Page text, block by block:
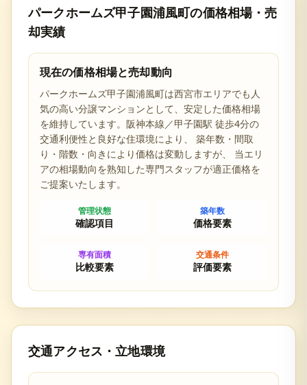
パークホームズ甲子園浦風町の価格相場・売
却実績
現在の価格相場と売却動向
パークホームズ甲子園浦風町は西宮市エリアでも人
気の高い分譲マンションとして、安定した価格相場
を維持しています。 阪神本線／甲子園駅 徒歩4分の
交通利便性と 良好な住環境により、 築年数・間取
り・階数・向きにより価格は変動しますが、 当エリ
アの相場動向を熟知した専門スタッフが適正価格を
ご提案いたします。
管理状態
確認項目
築年数
価格要素
専有面積
比較要素
交通条件
評価要素
交通アクセス・立地環境